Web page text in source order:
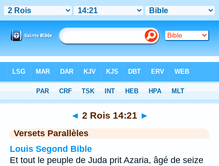
Chapitre 14> Verset 21
◄ 2 Rois 14:21 ►
Versets Parallèles
Louis Segond Bible
Et tout le peuple de Juda prit Azaria, âgé de seize